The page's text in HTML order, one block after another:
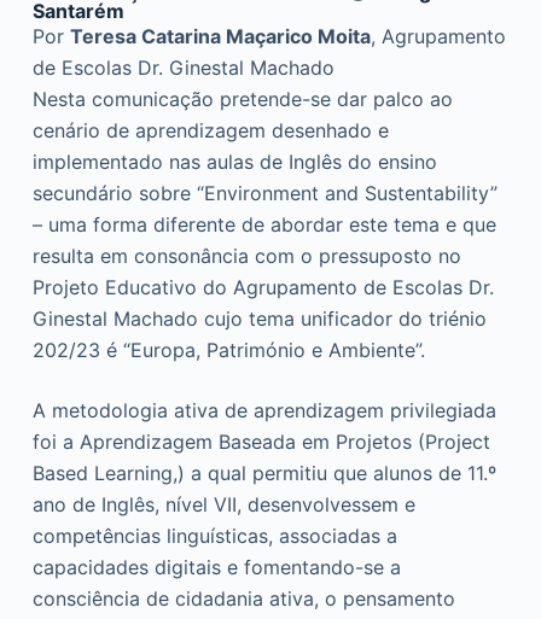
e
ú
d
o
Santarém
Por Teresa Catarina Maçarico Moita, Agrupamento
de Escolas Dr. Ginestal Machado
Nesta comunicação pretende-se dar palco ao
cenário de aprendizagem desenhado e
implementado nas aulas de Inglês do ensino
secundário sobre “Environment and Sustentability”
– uma forma diferente de abordar este tema e que
resulta em consonância com o pressuposto no
Projeto Educativo do Agrupamento de Escolas Dr.
Ginestal Machado cujo tema unificador do triénio
202/23 é “Europa, Património e Ambiente”.
A metodologia ativa de aprendizagem privilegiada
foi a Aprendizagem Baseada em Projetos (Project
Based Learning,) a qual permitiu que alunos de 11.º
ano de Inglês, nível VII, desenvolvessem e
competências linguísticas, associadas a
capacidades digitais e fomentando-se a
consciência de cidadania ativa, o pensamento